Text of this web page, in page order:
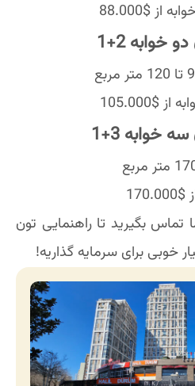
$88.000
خوابه 2+1
خوابه 3+1
تماس بگیرید تا راهنمایی تون
خوبی برای سرمایه گذاریه!